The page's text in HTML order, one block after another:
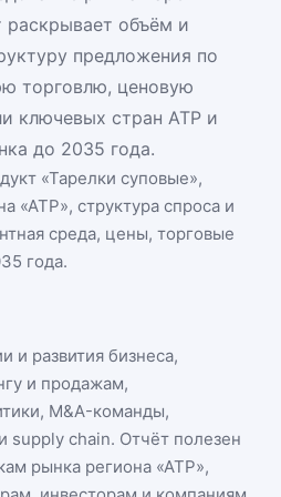
раскрывает объём и
предложения по
торговлю, ценовую
ключевых стран АТР и
до 2035 года.
«Тарелки суповые»,
«АТР», структура спроса и
среда, цены, торговые
года.
и развития бизнеса,
и продажам,
M&A-команды,
supply chain. Отчёт полезен
рынка региона «АТР»,